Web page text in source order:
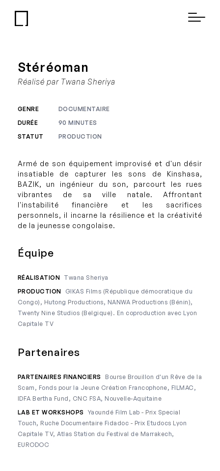
Stéréoman
Réalisé par Twana Sheriya
GENRE
DOCUMENTAIRE
DURÉE
90 MINUTES
STATUT
PRODUCTION
Armé de son équipement improvisé et d'un désir
insatiable de capturer les sons de Kinshasa,
BAZIK, un ingénieur du son, parcourt les rues
vibrantes de sa ville natale. Affrontant
l'instabilité financière et les sacrifices
personnels, il incarne la résilience et la créativité
de la jeunesse congolaise.
Équipe
RÉALISATION Twana Sheriya
PRODUCTION
GIKAS Films (République démocratique du
Congo), Hutong Productions, NANWA Productions (Bénin),
Twenty Nine Studios (Belgique). En coproduction avec Lyon
Capitale TV
Partenaires
PARTENAIRES FINANCIERS
Bourse Brouillon d'un Rêve de la
Scam, Fonds pour la Jeune Création Francophone, FILMAC,
IDFA Bertha Fund, CNC FSA, Nouvelle-Aquitaine
LAB ET WORKSHOPS Yaoundé Film Lab - Prix Special
Touch, Ruche Documentaire Fidadoc - Prix Etudocs Lyon
Capitale TV, Atlas Station du Festival de Marrakech,
EURODOC